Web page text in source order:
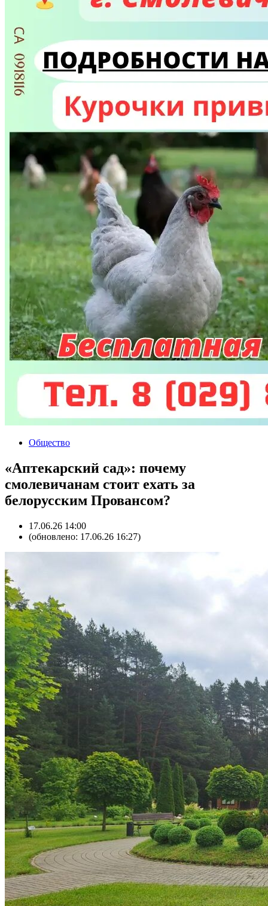
Общество
«Аптекарский сад»: почему
смолевичанам стоит ехать за
белорусским Провансом?
17.06.26 14:00
(обновлено: 17.06.26 16:27)